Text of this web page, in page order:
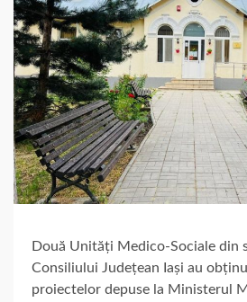
Două Unități Medico-Sociale din
Consiliului Județean Iași au
proiectelor depuse la Ministerul